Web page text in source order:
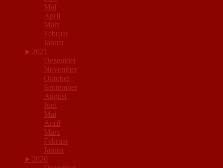
Mai
April
März
Februar
Januar
► 2021
Dezember
November
Oktober
September
August
Juni
Mai
April
März
Februar
Januar
► 2020